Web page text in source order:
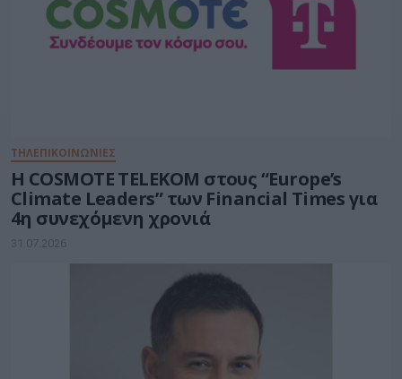
ΤΗΛΕΠΙΚΟΙΝΩΝΙΕΣ
Η COSMOTE TELEKOM στους “Europe’s
Climate Leaders” των Financial Times για
4η συνεχόμενη χρονιά
31.07.2026